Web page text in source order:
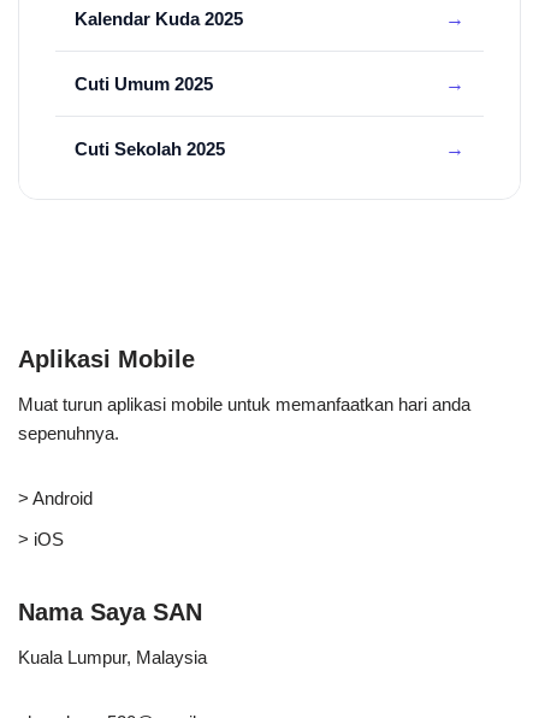
Kalendar Kuda 2025
Cuti Umum 2025
Cuti Sekolah 2025
Aplikasi Mobile
Muat turun aplikasi mobile untuk memanfaatkan hari anda
sepenuhnya.
> Android
> iOS
Nama Saya SAN
Kuala Lumpur, Malaysia